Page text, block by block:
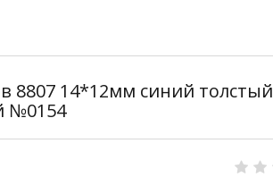
8807 14*12мм синий толстый
№0154